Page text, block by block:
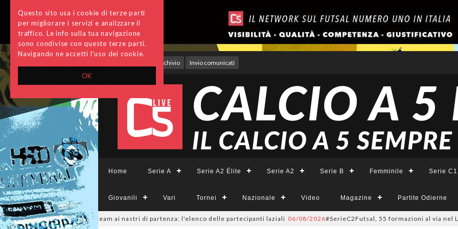
OK
Questo sito usa i cookie di terze parti
per migliorare i servizi e analizzare il
traffico. Le info sulla tua navigazione
sono condivise con queste terze parti.
Navigando ne accetti l'uso dei cookie.
Archivio Invio comunicati
Home Serie A Serie A2 Élite Serie A2 Serie B Femminile Serie C1
Giovanili Vari Tornei Nazionale Video Magazine Partite Odierne
sono 14 i team ai nastri di partenza: l'elenco delle partecipanti laziali 06/08/2026#SerieC2Futsal, 55 formazioni al via nel